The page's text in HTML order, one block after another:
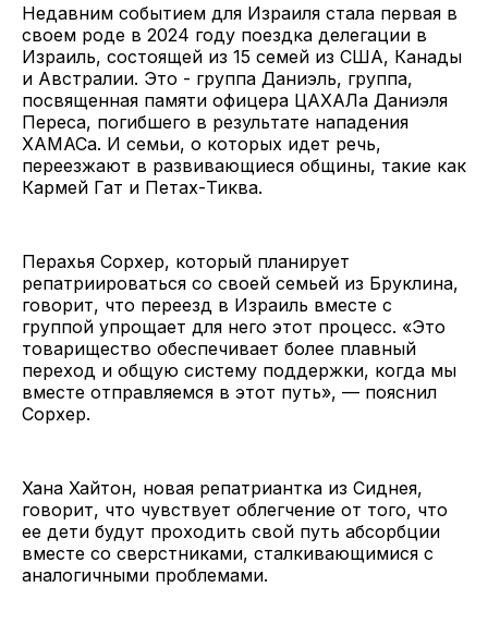
Недавним событием для Израиля стала первая в
своем роде в 2024 году поездка делегации в
Израиль, состоящей из 15 семей из США, Канады
и Австралии. Это - группа Даниэль, группа,
посвященная памяти офицера ЦАХАЛа Даниэля
Переса, погибшего в результате нападения
ХАМАСа. И семьи, о которых идет речь,
переезжают в развивающиеся общины, такие как
Кармей Гат и Петах-Тиква.
Перахья Сорхер, который планирует
репатриироваться со своей семьей из Бруклина,
говорит, что переезд в Израиль вместе с
группой упрощает для него этот процесс. «Это
товарищество обеспечивает более плавный
переход и общую систему поддержки, когда мы
вместе отправляемся в этот путь», — пояснил
Сорхер.
Хана Хайтон, новая репатриантка из Сиднея,
говорит, что чувствует облегчение от того, что
ее дети будут проходить свой путь абсорбции
вместе со сверстниками, сталкивающимися с
аналогичными проблемами.